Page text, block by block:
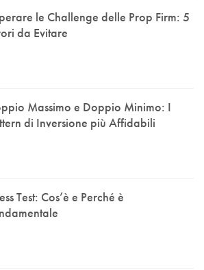
le Challenge delle Prop Firm: 5
da Evitare
Massimo e Doppio Minimo: I
di Inversione più Affidabili
Test: Cos’è e Perché è